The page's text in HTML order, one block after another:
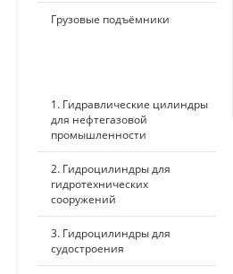
Грузовые подъёмники
1. Гидравлические цилиндры
для нефтегазовой
промышленности
2. Гидроцилиндры для
гидротехнических
сооружений
3. Гидроцилиндры для
судостроения